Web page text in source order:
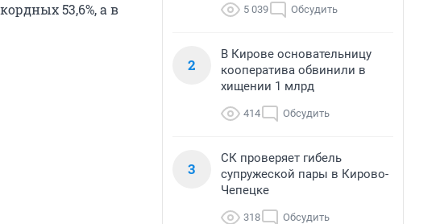
53,6%, а в
5 039 Обсудить
2
В Кирове основательницу
кооператива обвинили в
хищении 1 млрд
414 Обсудить
3
СК проверяет гибель
супружеской пары в Кирово-
Чепецке
318 Обсудить